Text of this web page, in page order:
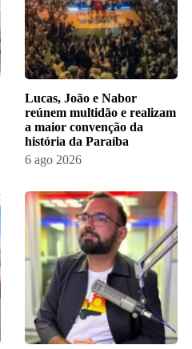
Lucas, João e Nabor
reúnem multidão e realizam
a maior convenção da
história da Paraíba
6 ago 2026